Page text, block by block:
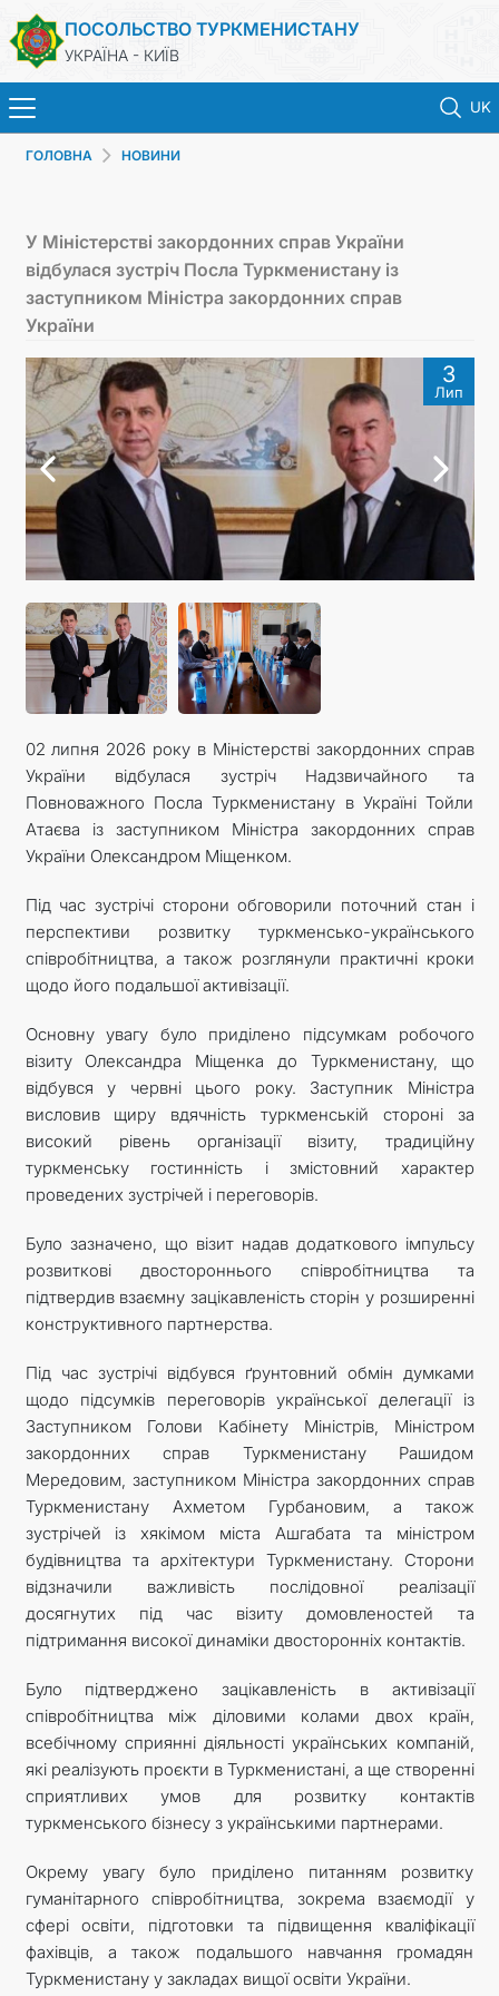
ПОСОЛЬСТВО ТУРКМЕНИСТАНУ
УКРАЇНА - КИЇВ
UK
ТУРКМЕНИСТАН
МЗС
КОНТАКТНІ ДАНІ
ГОЛОВНА НОВИНИ
У Міністерстві закордонних справ України
відбулася зустріч Посла Туркменистану із
заступником Міністра закордонних справ
України
3
Лип
02 липня 2026 року в Міністерстві закордонних справ
України відбулася зустріч Надзвичайного та
Повноважного Посла Туркменистану в Україні Тойли
Атаєва із заступником Міністра закордонних справ
України Олександром Міщенком.
Під час зустрічі сторони обговорили поточний стан і
перспективи розвитку туркменсько-українського
співробітництва, а також розглянули практичні кроки
щодо його подальшої активізації.
Основну увагу було приділено підсумкам робочого
візиту Олександра Міщенка до Туркменистану, що
відбувся у червні цього року. Заступник Міністра
висловив щиру вдячність туркменській стороні за
високий рівень організації візиту, традиційну
туркменську гостинність і змістовний характер
проведених зустрічей і переговорів.
Було зазначено, що візит надав додаткового імпульсу
розвиткові двостороннього співробітництва та
підтвердив взаємну зацікавленість сторін у розширенні
конструктивного партнерства.
Під час зустрічі відбувся ґрунтовний обмін думками
щодо підсумків переговорів української делегації із
Заступником Голови Кабінету Міністрів, Міністром
закордонних справ Туркменистану Рашидом
Мередовим, заступником Міністра закордонних справ
Туркменистану Ахметом Гурбановим, а також
зустрічей із хякімом міста Ашгабата та міністром
будівництва та архітектури Туркменистану. Сторони
відзначили важливість послідовної реалізації
досягнутих під час візиту домовленостей та
підтримання високої динаміки двосторонніх контактів.
Було підтверджено зацікавленість в активізації
співробітництва між діловими колами двох країн,
всебічному сприянні діяльності українських компаній,
які реалізують проєкти в Туркменистані, а ще створенні
сприятливих умов для розвитку контактів
туркменського бізнесу з українськими партнерами.
Окрему увагу було приділено питанням розвитку
гуманітарного співробітництва, зокрема взаємодії у
сфері освіти, підготовки та підвищення кваліфікації
фахівців, а також подальшого навчання громадян
Туркменистану у закладах вищої освіти України.